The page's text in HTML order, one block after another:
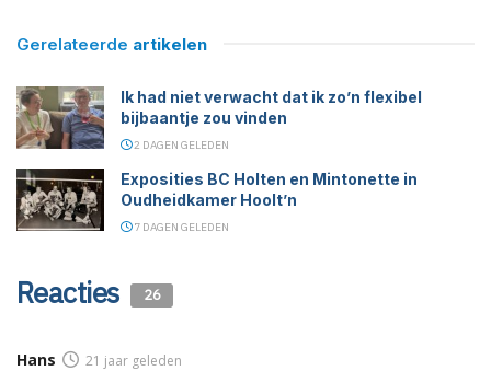
Gerelateerde artikelen
Ik had niet verwacht dat ik zo’n flexibel
bijbaantje zou vinden
2 DAGEN GELEDEN
Exposities BC Holten en Mintonette in
Oudheidkamer Hoolt’n
7 DAGEN GELEDEN
Reacties 26
Hans 21 jaar geleden